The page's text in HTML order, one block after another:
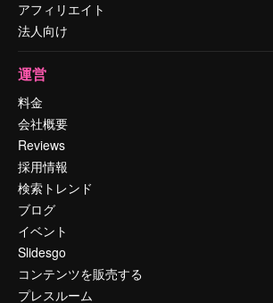
アフィリエイト
法人向け
運営
料金
会社概要
Reviews
採用情報
検索トレンド
ブログ
イベント
Slidesgo
コンテンツを販売する
プレスルーム